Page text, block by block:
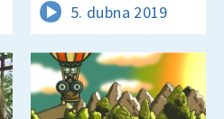
5. dubna 2019